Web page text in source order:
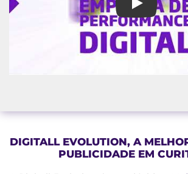
Melhor
DIGITALL EVOLUTION, A
PUBLICIDADE EM